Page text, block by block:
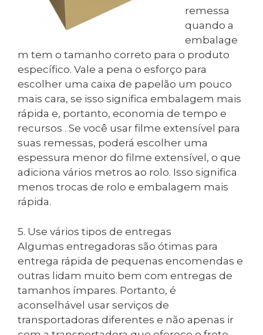
remessa
quando a
embalage
m tem o tamanho correto para o produto
específico. Vale a pena o esforço para
escolher uma caixa de papelão um pouco
mais cara, se isso significa embalagem mais
rápida e, portanto, economia de tempo e
recursos . Se você usar filme extensível para
suas remessas, poderá escolher uma
espessura menor do filme extensível, o que
adiciona vários metros ao rolo. Isso significa
menos trocas de rolo e embalagem mais
rápida.
5. Use vários tipos de entregas
Algumas entregadoras são ótimas para
entrega rápida de pequenas encomendas e
outras lidam muito bem com entregas de
tamanhos ímpares. Portanto, é
aconselhável usar serviços de
transportadoras diferentes e não apenas ir